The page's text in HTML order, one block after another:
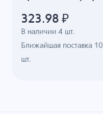
В наличии4 шт.
Ближайшая поставка 10
шт.
323.98 ₽